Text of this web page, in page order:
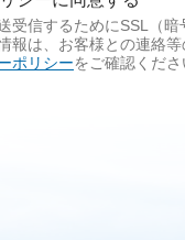
受信するためにSSL（暗
報は、お客様との連絡
ポリシーをご確認くださ